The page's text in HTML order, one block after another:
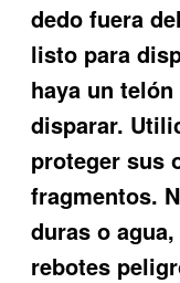
dedo fuera
listo para
haya un
disparar.
proteger sus
fragmentos.
duras o
rebotes